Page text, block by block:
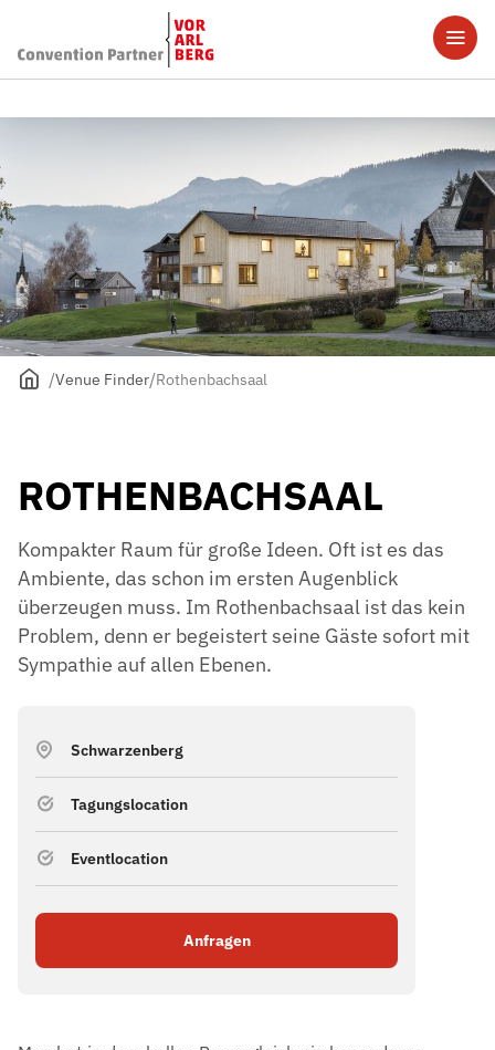
Venue Finder Rothenbachsaal
ROTHENBACHSAAL
Kompakter Raum für große Ideen. Oft ist es das
Ambiente, das schon im ersten Augenblick
überzeugen muss. Im Rothenbachsaal ist das kein
Problem, denn er begeistert seine Gäste sofort mit
Sympathie auf allen Ebenen.
Schwarzenberg
Tagungslocation
Eventlocation
Anfragen